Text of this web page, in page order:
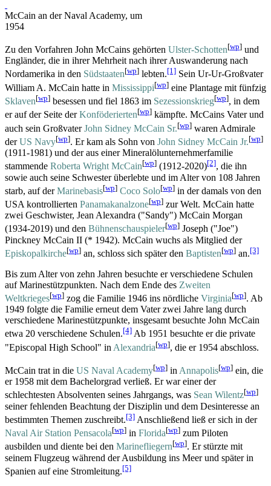
McCain an der Naval Academy, um
1954
Zu den Vorfahren John McCains gehörten Ulster-Schotten[wp] und
Engländer, die in ihrer Mehrheit nach ihrer Auswanderung nach
Nordamerika in den Südstaaten[wp] lebten.[1] Sein Ur-Ur-Großvater
William A. McCain hatte in Mississippi[wp] eine Plantage mit fünfzig
Sklaven[wp] besessen und fiel 1863 im Sezessionskrieg[wp], in dem
er auf der Seite derKonföderierten[wp] kämpfte. McCains Vater und
auch sein GroßvaterJohn Sidney McCain Sr.[wp] waren Admirale
derUS Navy[wp]. Er kam als Sohn von John Sidney McCain Jr.[wp]
(1911-1981) und der aus einer Mineral­öl­unternehmer­familie
stammende Roberta Wright McCain[wp] (1912-2020)[2], die ihn
sowie auch seine Schwester überlebte und im Alter von 108 Jahren
starb, auf derMarinebasis[wp] Coco Solo[wp] in der damals von den
USA kontrollierten Panamakanalzone[wp] zur Welt. McCain hatte
zwei Geschwister, Jean Alexandra ("Sandy") McCain Morgan
(1934-2019) und den Bühnen­schau­spieler[wp] Joseph ("Joe")
Pinckney McCain II (* 1942). McCain wuchs als Mitglied der
Episkopalkirche[wp] an, schloss sich später den Baptisten[wp] an.[3]
Bis zum Alter von zehn Jahren besuchte er verschiedene Schulen
auf Marine­stütz­punkten. Nach dem Ende des Zweiten
Weltkrieges[wp] zog die Familie 1946 ins nördliche Virginia[wp]. Ab
1949 folgte die Familie erneut dem Vater zwei Jahre lang durch
verschiedene Marine­stützpunkte, insgesamt besuchte John McCain
etwa 20 verschiedene Schulen.[4] Ab 1951 besuchte er die private
"Episcopal High School" in Alexandria[wp], die er 1954 abschloss.
McCain trat in die US Naval Academy[wp] in Annapolis[wp] ein, die
er 1958 mit dem Bachelorgrad verließ. Er war einer der
schlechtesten Absolventen seines Jahrgangs, was Sean Wilentz[wp]
seiner fehlenden Beachtung der Disziplin und dem Desinteresse an
bestimmten Themen zuschreibt.[3] Anschließend ließ er sich in der
Naval Air Station Pensacola[wp] in Florida[wp] zum Piloten
ausbilden und diente bei den Marinefliegern[wp]. Er stürzte mit
seinem Flugzeug während der Ausbildung ins Meer und später in
Spanien auf eine Stromleitung.[5]